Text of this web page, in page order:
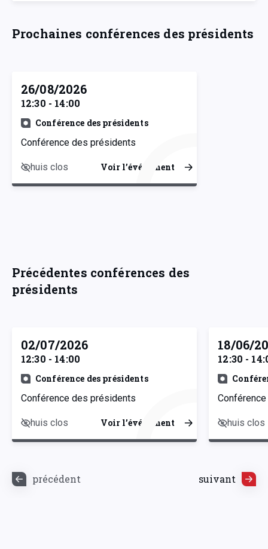
Prochaines conférences des présidents
26/08/2026
12:30 - 14:00
Conférence des présidents
Conférence des présidents
huis clos Voir l’événement
Précédentes conférences des
présidents
02/07/2026
12:30 - 14:00
Conférence des présidents
Conférence des présidents
huis clos Voir l’événement
18/06/
12:30 -
huis clos
précédent suivant